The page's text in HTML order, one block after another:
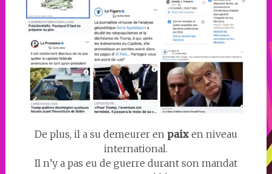
De plus, il a su demeurer en paixen niveau
international.
Il n’y a pas eu de guerre durant son mandat